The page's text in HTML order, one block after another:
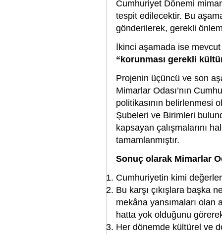
Cumhuriyet Dönemi
tespit edilecektir. Bu
gönderilerek, gerekli
İkinci aşamada ise
“korunması gerekli
Projenin üçüncü ve son
Mimarlar Odası’nın
politikasının belirlenmesi
Şubeleri ve Birimleri
kapsayan çalışmalarını
tamamlanmıştır.
Sonuç olarak Mimarlar
Cumhuriyetin kimi
Bu karşı çıkışlara başka
mekâna yansımaları olan
hatta yok olduğunu
Her dönemde kültürel ve